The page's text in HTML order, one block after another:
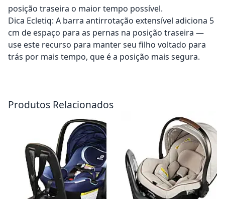
posição traseira o maior tempo possível.
Dica Ecletiq: A barra antirrotação extensível adiciona 5
cm de espaço para as pernas na posição traseira —
use este recurso para manter seu filho voltado para
trás por mais tempo, que é a posição mais segura.
Produtos Relacionados
Adicionar ao carrinho Adicionar ao carrinho